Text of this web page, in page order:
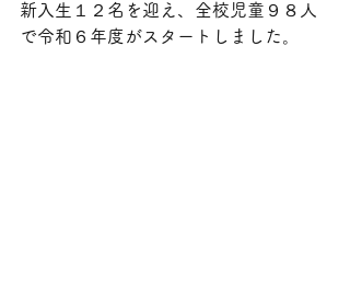
新入生１２名を迎え、全校児童９８人
で令和６年度がスタートしました。